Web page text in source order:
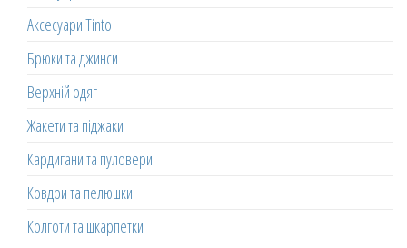
Аксесуари Tinto
Брюки та джинси
Верхній одяг
Жакети та піджаки
Кардигани та пуловери
Ковдри та пелюшки
Колготи та шкарпетки